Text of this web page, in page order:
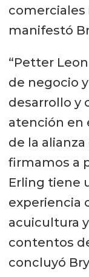
comerciales
manifestó
“Petter
de negocio
desarrollo y
atención en
de la
firmamos a
Erling tiene
experiencia
acuicultura
contentos
concluyó